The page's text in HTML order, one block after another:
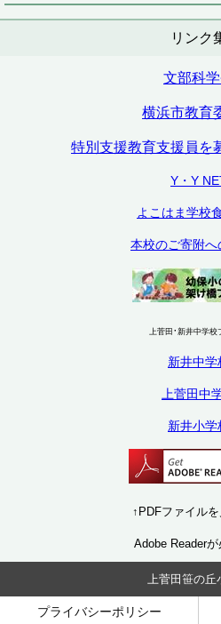
リンク
文部科
横浜市教育
特別支援教育支援員を
Y・Y
よこはま学校
本校のご寄附へ
上菅田 · 新井中学校
新井中学
上菅田中
新井小学
↑PDFファイル
Adobe Reader
上菅田笹の丘
プライバシーポリシー